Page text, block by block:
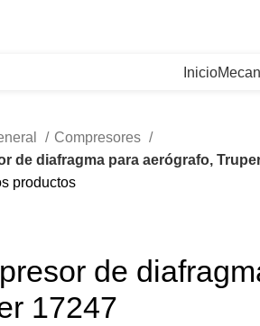
Inicio
Compresores
de diafragma para aerógrafo,
productos
de
17247